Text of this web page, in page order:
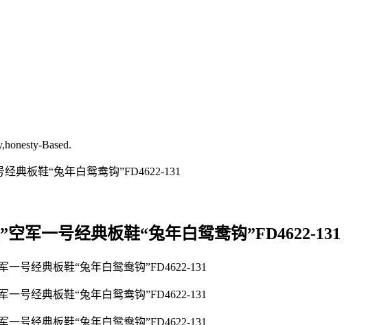
Based.
军一号经典板鞋“兔年白鸳鸯钩”FD4622-131